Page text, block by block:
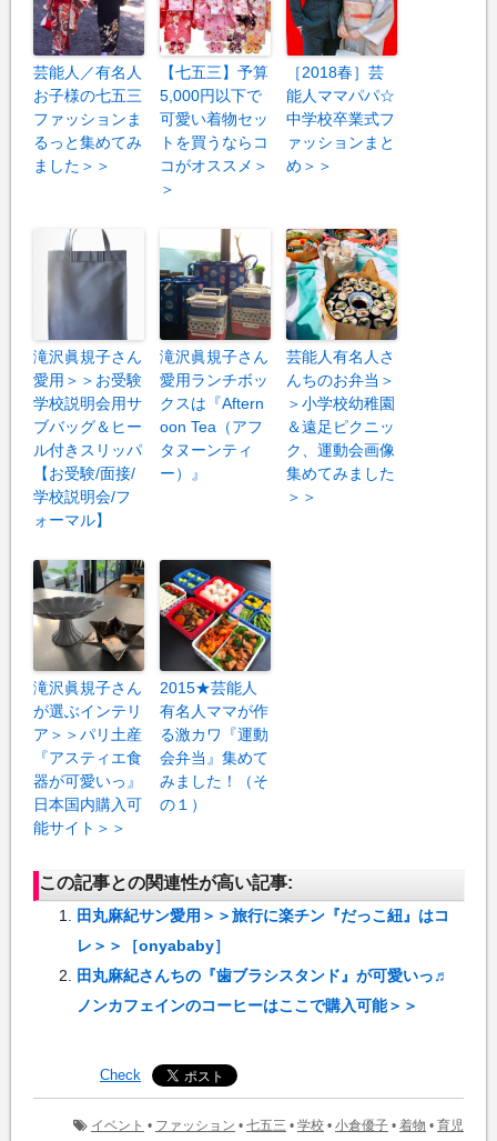
芸能人／有名人
お子様の七五三
ファッションま
るっと集めてみ
ました＞＞
【七五三】予算
5,000円以下で
可愛い着物セッ
トを買うならコ
コがオススメ＞
＞
［2018春］芸
能人ママパパ☆
中学校卒業式フ
ァッションまと
め＞＞
滝沢眞規子さん
愛用＞＞お受験
学校説明会用サ
ブバッグ＆ヒー
ル付きスリッパ
【お受験/面接/
学校説明会/フ
ォーマル】
滝沢眞規子さん
愛用ランチボッ
クスは『Aftern
oon Tea（アフ
タヌーンティ
ー）』
芸能人有名人さ
んちのお弁当＞
＞小学校幼稚園
＆遠足ピクニッ
ク、運動会画像
集めてみました
＞＞
滝沢眞規子さん
が選ぶインテリ
ア＞＞パリ土産
『アスティエ食
器が可愛いっ』
日本国内購入可
能サイト＞＞
2015★芸能人
有名人ママが作
る激カワ『運動
会弁当』集めて
みました！（そ
の１）
この記事との関連性が高い記事:
田丸麻紀サン愛用＞＞旅行に楽チン『だっこ紐』はコ
レ＞＞［onyababy］
田丸麻紀さんちの『歯ブラシスタンド』が可愛いっ♬
ノンカフェインのコーヒーはここで購入可能＞＞
Check
イベント • ファッション • 七五三 • 学校 • 小倉優子 • 着物 • 育児